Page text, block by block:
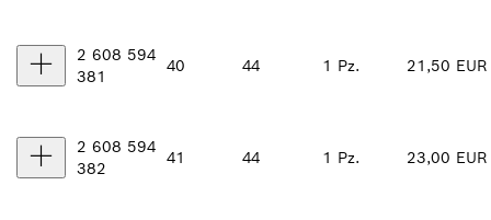
2 608 594
381
40 44 1 Pz. 21,50 EUR
2 608 594
382
41 44 1 Pz. 23,00 EUR